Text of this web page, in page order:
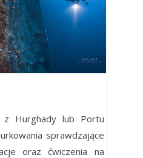
z Hurghady lub Portu
sprawdzające
oraz ćwiczenia na